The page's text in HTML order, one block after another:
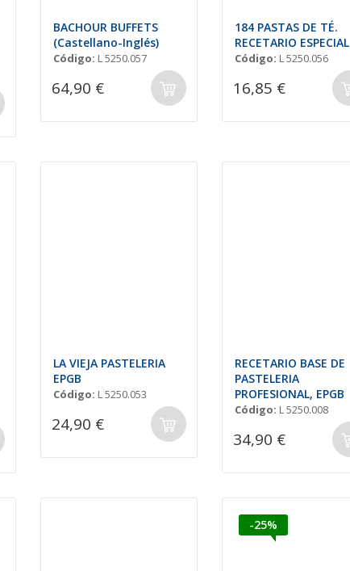
BACHOUR BUFFETS
(Castellano-Inglés)
Código: L 5250.057
64,90 €
184 PASTAS DE TÉ.
RECETARIO ESPECIAL
Código: L 5250.056
16,85 €
LA VIEJA PASTELERIA
EPGB
Código: L 5250.053
24,90 €
RECETARIO BASE DE
PASTELERIA
PROFESIONAL, EPGB
Código: L 5250.008
34,90 €
-25%